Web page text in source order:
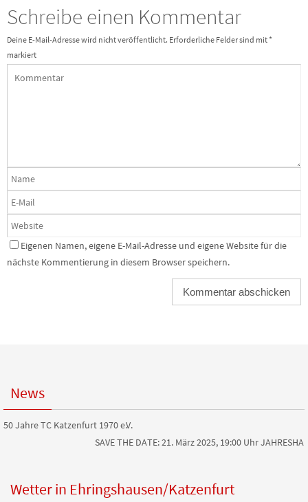
Schreibe einen Kommentar
Deine E-Mail-Adresse wird nicht veröffentlicht. Erforderliche Felder sind mit *
markiert
Eigenen Namen, eigene E-Mail-Adresse und eigene Website für die
nächste Kommentierung in diesem Browser speichern.
News
50 Jahre TC Katzenfurt 1970 e.V.
SAVE THE DATE: 21. März 2025, 19:00 Uhr
Wetter in Ehringshausen/Katzenfurt